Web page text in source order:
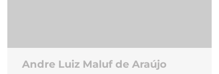
Andre Luiz Maluf de Araújo